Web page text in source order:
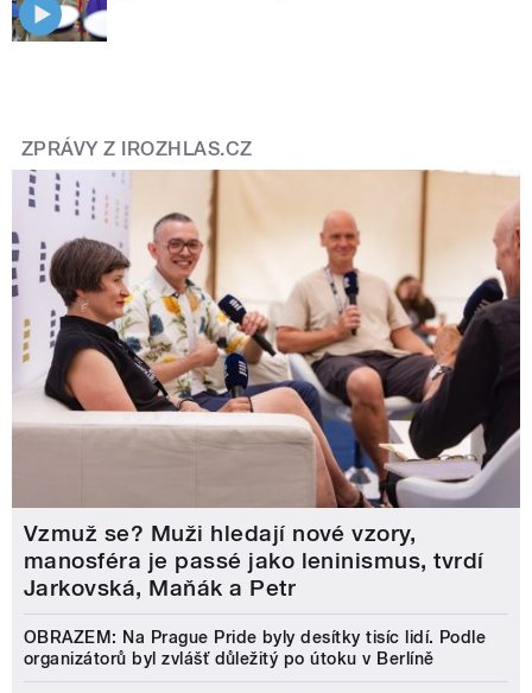
ZPRÁVY Z IROZHLAS.CZ
Vzmuž se? Muži hledají nové vzory,
manosféra je passé jako leninismus, tvrdí
Jarkovská, Maňák a Petr
OBRAZEM: Na Prague Pride byly desítky tisíc lidí. Podle
organizátorů byl zvlášť důležitý po útoku v Berlíně